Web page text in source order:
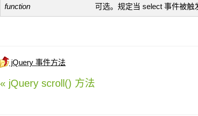
function 可选。规定当 select 事件被触
jQuery 事件方法
« jQuery scroll() 方法